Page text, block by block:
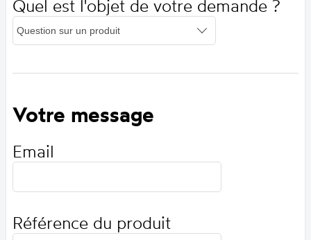
Quel est l'objet de votre demande ?
Votre message
Email
Référence du produit